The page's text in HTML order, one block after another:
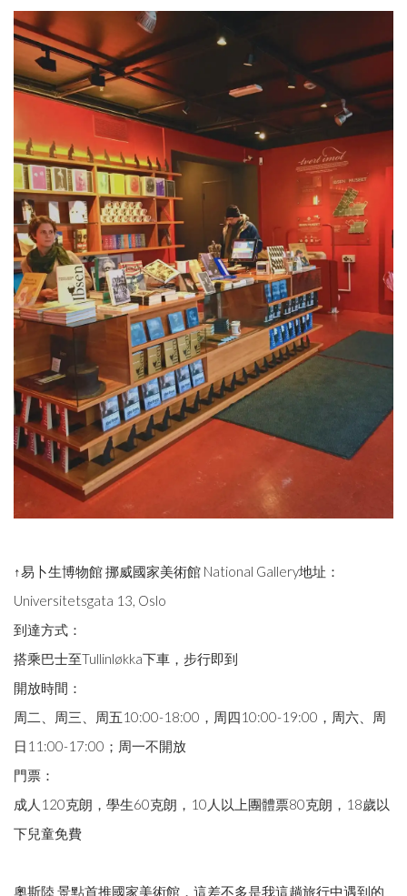
↑易卜生博物館 挪威國家美術館 National Gallery地址：
Universitetsgata 13, Oslo
到達方式：
搭乘巴士至Tullinløkka下車，步行即到
開放時間：
周二、周三、周五10:00-18:00，周四10:00-19:00，周六、周
日11:00-17:00；周一不開放
門票：
成人120克朗，學生60克朗，10人以上團體票80克朗，18歲以
下兒童免費
奧斯陸 景點首推國家美術館，這差不多是我這趟旅行中遇到的